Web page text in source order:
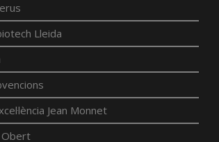
Lleida
Jean Monnet